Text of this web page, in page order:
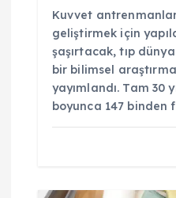
Kuvvet
geliştirmek için
şaşırtacak, tıp
bir bilimsel
yayımlandı. Tam 30
boyunca 147 binden